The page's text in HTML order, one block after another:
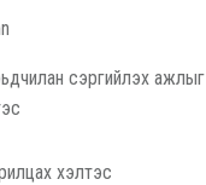
сэргийлэх ажлыг
хэлтэс